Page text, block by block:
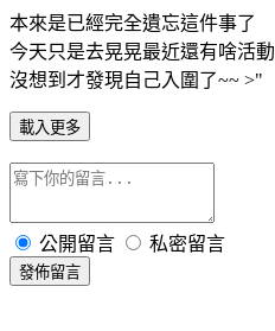
本來是已經完全遺忘這件事了
今天只是去晃晃最近還有啥活動
沒想到才發現自己入圍了~~ >"
載入更多
公開留言 私密留言
發佈留言